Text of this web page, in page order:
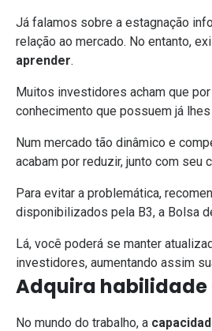
Já falamos sobre a estagnação
relação ao mercado. No entanto,
aprender.
Muitos investidores acham que
conhecimento que possuem já
Num mercado tão dinâmico e
acabam por reduzir, junto com seu
Para evitar a problemática,
disponibilizados pela B3, a Bolsa
Lá, você poderá se manter
investidores, aumentando assim
Adquira
No mundo do trabalho, a